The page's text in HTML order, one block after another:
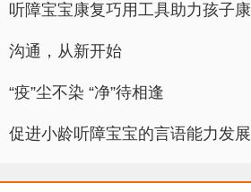
听障宝宝康复巧用工具助力孩子康
沟通，从新开始
“疫”尘不染 “净”待相逢
促进小龄听障宝宝的言语能力发展